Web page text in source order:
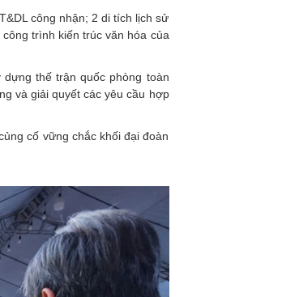
công nhận; 2 di tích lịch sử
trình kiến trúc văn hóa của
thế trận quốc phòng toàn
và giải quyết các yêu cầu hợp
cố vững chắc khối đại đoàn